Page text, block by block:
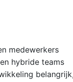
medewerkers
hybride teams